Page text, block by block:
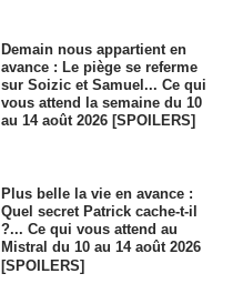
Demain nous appartient en
avance : Le piège se referme
sur Soizic et Samuel... Ce qui
vous attend la semaine du 10
au 14 août 2026 [SPOILERS]
Plus belle la vie en avance :
Quel secret Patrick cache-t-il
?... Ce qui vous attend au
Mistral du 10 au 14 août 2026
[SPOILERS]